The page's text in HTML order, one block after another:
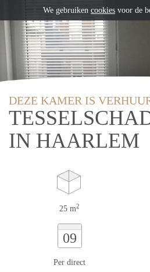
DEZE KAMER IS
IN HAARLEM
25 m2
09
Per direct
We gebruiken cookies voor de